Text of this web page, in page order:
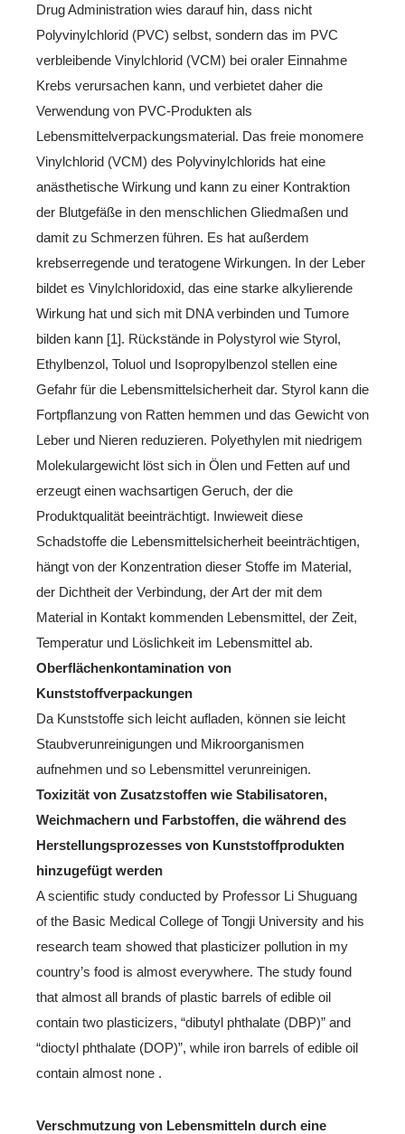
Drug Administration wies darauf hin, dass nicht
Polyvinylchlorid (PVC) selbst, sondern das im PVC
verbleibende Vinylchlorid (VCM) bei oraler Einnahme
Krebs verursachen kann, und verbietet daher die
Verwendung von PVC-Produkten als
Lebensmittelverpackungsmaterial. Das freie monomere
Vinylchlorid (VCM) des Polyvinylchlorids hat eine
anästhetische Wirkung und kann zu einer Kontraktion
der Blutgefäße in den menschlichen Gliedmaßen und
damit zu Schmerzen führen. Es hat außerdem
krebserregende und teratogene Wirkungen. In der Leber
bildet es Vinylchloridoxid, das eine starke alkylierende
Wirkung hat und sich mit DNA verbinden und Tumore
bilden kann [1]. Rückstände in Polystyrol wie Styrol,
Ethylbenzol, Toluol und Isopropylbenzol stellen eine
Gefahr für die Lebensmittelsicherheit dar. Styrol kann die
Fortpflanzung von Ratten hemmen und das Gewicht von
Leber und Nieren reduzieren. Polyethylen mit niedrigem
Molekulargewicht löst sich in Ölen und Fetten auf und
erzeugt einen wachsartigen Geruch, der die
Produktqualität beeinträchtigt. Inwieweit diese
Schadstoffe die Lebensmittelsicherheit beeinträchtigen,
hängt von der Konzentration dieser Stoffe im Material,
der Dichtheit der Verbindung, der Art der mit dem
Material in Kontakt kommenden Lebensmittel, der Zeit,
Temperatur und Löslichkeit im Lebensmittel ab.
Oberflächenkontamination von
Kunststoffverpackungen
Da Kunststoffe sich leicht aufladen, können sie leicht
Staubverunreinigungen und Mikroorganismen
aufnehmen und so Lebensmittel verunreinigen.
Toxizität von Zusatzstoffen wie Stabilisatoren,
Weichmachern und Farbstoffen, die während des
Herstellungsprozesses von Kunststoffprodukten
hinzugefügt werden
A scientific study conducted by Professor Li Shuguang
of the Basic Medical College of Tongji University and his
research team showed that plasticizer pollution in my
country’s food is almost everywhere. The study found
that almost all brands of plastic barrels of edible oil
contain two plasticizers, “dibutyl phthalate (DBP)” and
“dioctyl phthalate (DOP)”, while iron barrels of edible oil
contain almost none .
Verschmutzung von Lebensmitteln durch eine